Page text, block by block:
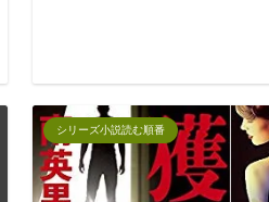
シリーズ小説読む順番